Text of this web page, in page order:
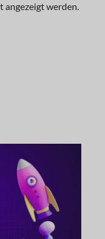
angezeigt werden.